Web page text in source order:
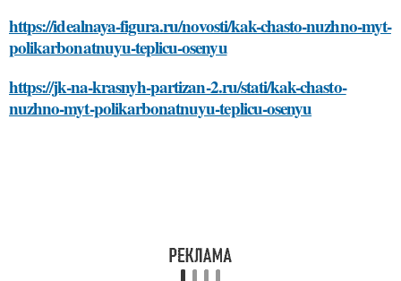
https://idealnaya-figura.ru/novosti/kak-chasto-nuzhno-myt-
polikarbonatnuyu-teplicu-osenyu
https://jk-na-krasnyh-partizan-2.ru/stati/kak-chasto-
nuzhno-myt-polikarbonatnuyu-teplicu-osenyu